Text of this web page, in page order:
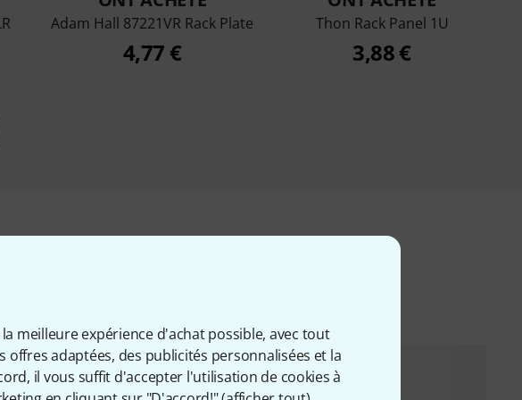
meilleure expérience d'achat possible, avec tout
offres adaptées, des publicités personnalisées et la
il vous suffit d'accepter l'utilisation de cookies à
Adam Hall 87221VR Rack Plate
4,77 €
Thon Rack Panel 1U
3,88 €